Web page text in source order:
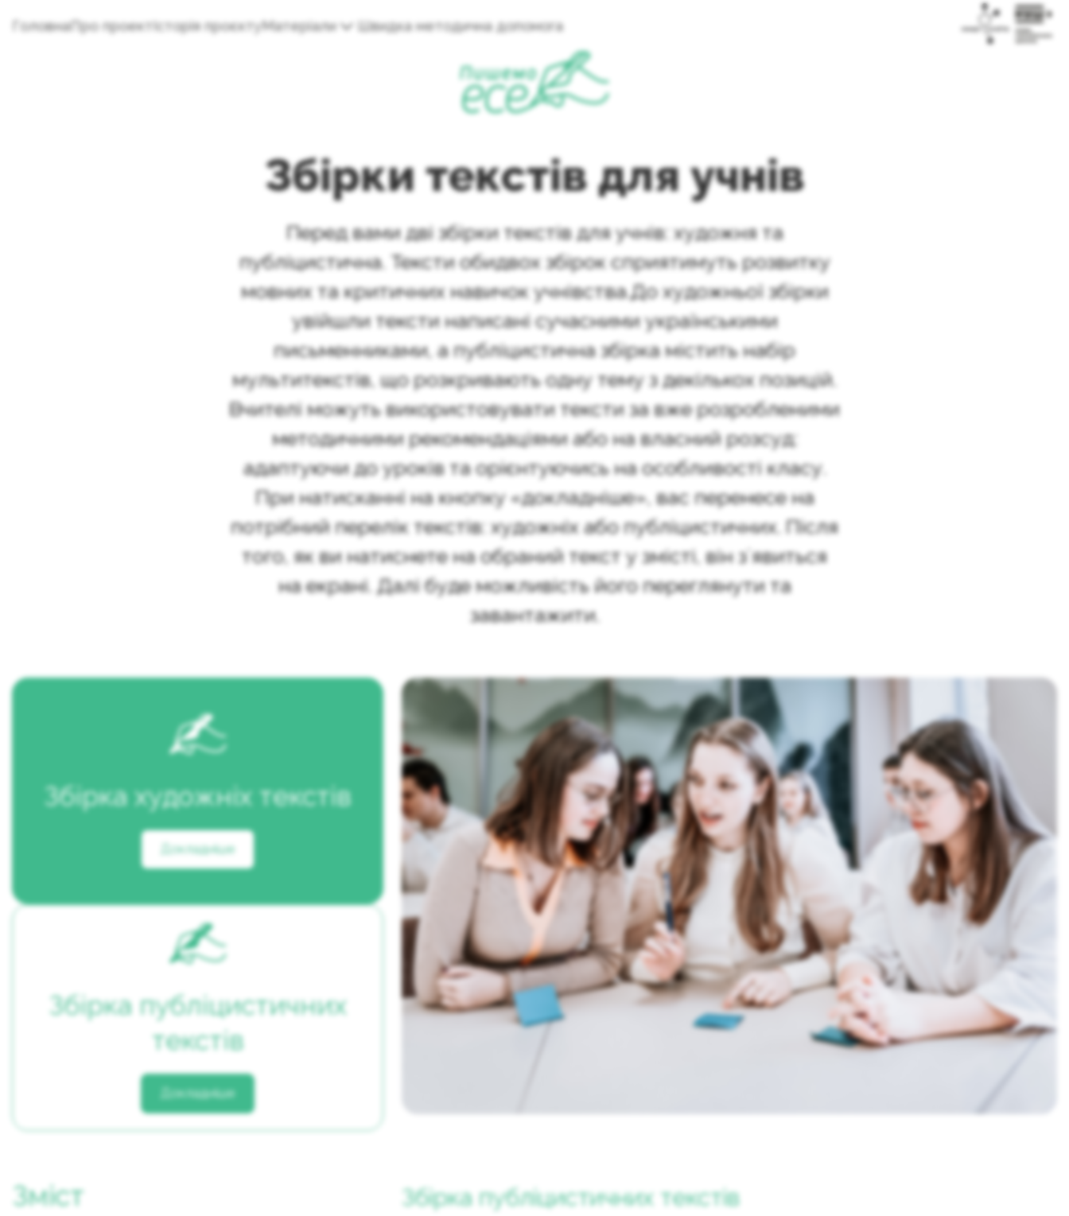
ГоловнаПро проектІсторія проєктуМатеріали Швидка методична допомога
Збірки текстів для учнів
Перед вами дві збірки текстів для учнів: художня та
публіцистична. Тексти обидвох збірок сприятимуть розвитку
мовних та критичних навичок учнівства.До художньої збірки
увійшли тексти написані сучасними українськими
письменниками, а публіцистична збірка містить набір
мультитекстів, що розкривають одну тему з декількох позицій.
Вчителі можуть використовувати тексти за вже розробленими
методичними рекомендаціями або на власний розсуд:
адаптуючи до уроків та орієнтуючись на особливості класу.
При натисканні на кнопку «докладніше», вас перенесе на
потрібний перелік текстів: художніх або публіцистичних. Після
того, як ви натиснете на обраний текст у змісті, він зʼявиться
на екрані. Далі буде можливість його переглянути та
завантажити.
Збірка художніх текстів
Докладніше
Збірка публіцистичних
текстів
Докладніше
Зміст Збірка публіцистичних текстів